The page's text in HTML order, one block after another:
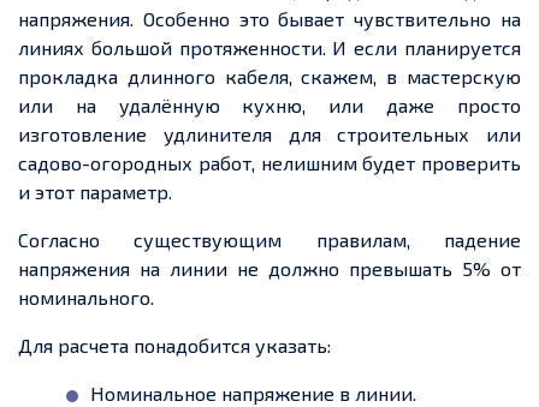
напряжения. Особенно это бывает чувствительно на
линиях большой протяженности. И если планируется
прокладка длинного кабеля, скажем, в мастерскую
или на удалённую кухню, или даже просто
изготовление удлинителя для строительных или
садово-огородных работ, нелишним будет проверить
и этот параметр.
Согласно существующим правилам, падение
напряжения на линии не должно превышать 5% от
номинального.
Для расчета понадобится указать:
Номинальное напряжение в линии.